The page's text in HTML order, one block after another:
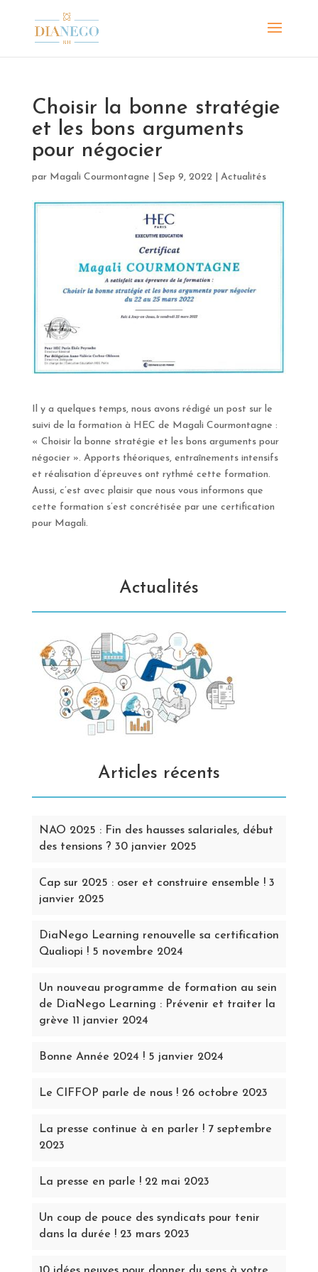
Choisir la bonne stratégie
et les bons arguments
pour négocier
par Magali Courmontagne Sep 9, 2022| Actualités
Il y a quelques temps, nous avons rédigé un post sur le
suivi de la formation à HEC de Magali Courmontagne :
« Choisir la bonne stratégie et les bons arguments pour
négocier ». Apports théoriques, entraînements intensifs
et réalisation d’épreuves ont rythmé cette formation.
Aussi, c’est avec plaisir que nous vous informons que
cette formation s’est concrétisée par une certification
pour Magali.
Actualités
Articles récents
NAO 2025 : Fin des hausses salariales, début
des tensions ? 30 janvier 2025
Cap sur 2025 : oser et construire ensemble ! 3
janvier 2025
DiaNego Learning renouvelle sa certification
Qualiopi ! 5 novembre 2024
Un nouveau programme de formation au sein
de DiaNego Learning : Prévenir et traiter la
grève 11 janvier 2024
Bonne Année 2024 ! 5 janvier 2024
Le CIFFOP parle de nous ! 26 octobre 2023
La presse continue à en parler ! 7 septembre
2023
La presse en parle ! 22 mai 2023
Un coup de pouce des syndicats pour tenir
dans la durée ! 23 mars 2023